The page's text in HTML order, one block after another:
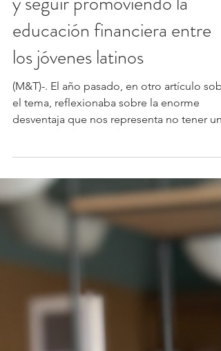
Se trata de crear consciencia
y seguir promoviendo la
educación financiera entre
los jóvenes latinos
(M&T)-. El año pasado, en otro artículo
desventaja que nos representa no tener una